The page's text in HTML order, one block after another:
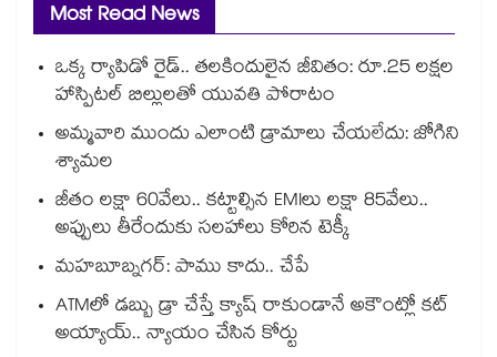
Most Read News
ఒక్క ర్యాపిడో రైడ్.. తలకిందులైన జీవితం: రూ.25 లక్షల
హాస్పిటల్ బిల్లులతో యువతి పోరాటం
అమ్మవారి ముందు ఎలాంటి డ్రామాలు చేయలేదు: జోగిని
శ్యామల
జీతం లక్షా 60వేలు.. కట్టాల్సిన EMIలు లక్షా 85వేలు..
అప్పులు తీరేందుకు సలహాలు కోరిన టెక్కీ
మహబూబ్నగర్: పాము కాదు.. చేపే
ATMలో డబ్బు డ్రా చేస్తే క్యాష్ రాకుండానే అకౌంట్లో కట్
అయ్యాయ్.. న్యాయం చేసిన కోర్టు